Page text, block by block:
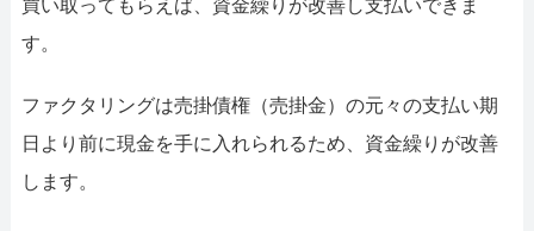
買い取ってもらえば、資金繰りが改善し支払いできま
す。
ファクタリングは売掛債権（売掛金）の元々の支払い期
日より前に現金を手に入れられるため、資金繰りが改善
します。